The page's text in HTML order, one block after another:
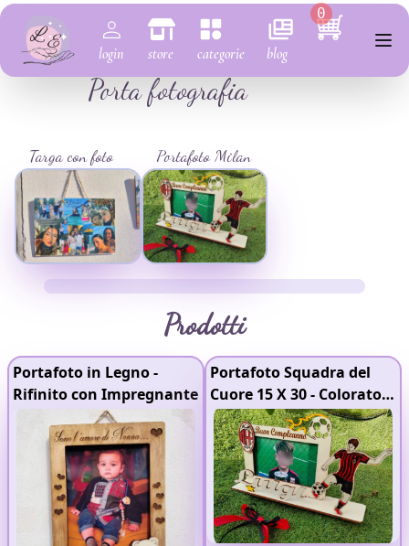
login store categorie blog
0
Porta fotografia
Targa con foto Portafoto Milan
Prodotti
Portafoto in Legno-
Rifinito con Impregnante
Portafoto Squadra del
Cuore 15 X 30- Colorato-
Legno 4mm- Doppio
Strato